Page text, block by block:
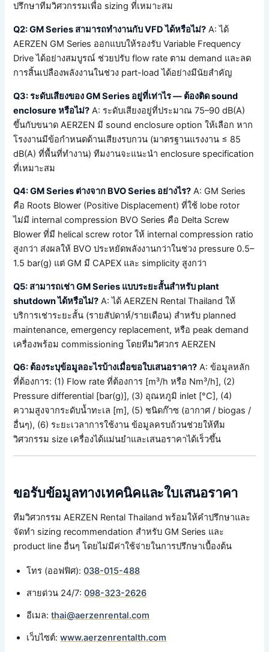
ปรึกษาทีมวิศวกรรมเพื่อ sizing ที่เหมาะสม
Q2: GM Series สามารถทำงานกับ VFD ได้หรือไม่? A: ได้
AERZEN GM Series ออกแบบให้รองรับ Variable Frequency
Drive ได้อย่างสมบูรณ์ ช่วยปรับ flow rate ตาม demand และลด
การสิ้นเปลืองพลังงานในช่วง part-load ได้อย่างมีนัยสำคัญ
Q3: ระดับเสียงของ GM Series อยู่ที่เท่าไร — ต้องติด sound
enclosure หรือไม่? A: ระดับเสียงอยู่ที่ประมาณ 75–90 dB(A)
ขึ้นกับขนาด AERZEN มี sound enclosure option ให้เลือก หาก
โรงงานมีข้อกำหนดด้านเสียงรบกวน (มาตรฐานแรงงาน ≤ 85
dB(A) ที่พื้นที่ทำงาน) ทีมงานจะแนะนำ enclosure specification
ที่เหมาะสม
Q4: GM Series ต่างจาก BVO Series อย่างไร? A: GM Series
คือ Roots Blower (Positive Displacement) ที่ใช้ lobe rotor
ไม่มี internal compression BVO Series คือ Delta Screw
Blower ที่มี helical screw rotor ให้ internal compression ratio
สูงกว่า ส่งผลให้ BVO ประหยัดพลังงานกว่าในช่วง pressure 0.5–
1.5 bar(g) แต่ GM มี CAPEX และ simplicity สูงกว่า
Q5: สามารถเช่า GM Series แบบระยะสั้นสำหรับ plant
shutdown ได้หรือไม่? A: ได้ AERZEN Rental Thailand ให้
บริการเช่าระยะสั้น (รายสัปดาห์/รายเดือน) สำหรับ planned
maintenance, emergency replacement, หรือ peak demand
เครื่องพร้อม commissioning โดยทีมวิศวกร AERZEN
Q6: ต้องระบุข้อมูลอะไรบ้างเมื่อขอใบเสนอราคา? A: ข้อมูลหลัก
ที่ต้องการ: (1) Flow rate ที่ต้องการ [m³/h หรือ Nm³/h], (2)
Pressure differential [bar(g)], (3) อุณหภูมิ inlet [°C], (4)
ความสูงจากระดับน้ำทะเล [m], (5) ชนิดก๊าซ (อากาศ / biogas /
อื่นๆ), (6) ระยะเวลาการใช้งาน ข้อมูลครบถ้วนช่วยให้ทีม
วิศวกรรม size เครื่องได้แม่นยำและเสนอราคาได้เร็วขึ้น
ขอรับข้อมูลทางเทคนิคและใบเสนอราคา
ทีมวิศวกรรม AERZEN Rental Thailand พร้อมให้คำปรึกษาและ
จัดทำ sizing recommendation สำหรับ GM Series และ
product line อื่นๆ โดยไม่มีค่าใช้จ่ายในการปรึกษาเบื้องต้น
โทร (ออฟฟิศ):038-015-488
สายด่วน 24/7:098-323-2626
อีเมล:thai@aerzenrental.com
เว็บไซต์:www.aerzenrentalth.com